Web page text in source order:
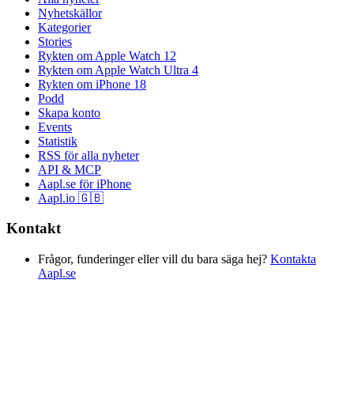
Nyhetskällor
Kategorier
Stories
Rykten om Apple Watch 12
Rykten om Apple Watch Ultra 4
Rykten om iPhone 18
Podd
Skapa konto
Events
Statistik
RSS för alla nyheter
API & MCP
Aapl.se för iPhone
Aapl.io 🇬🇧
Kontakt
Frågor, funderinger eller vill du bara säga hej? Kontakta
Aapl.se